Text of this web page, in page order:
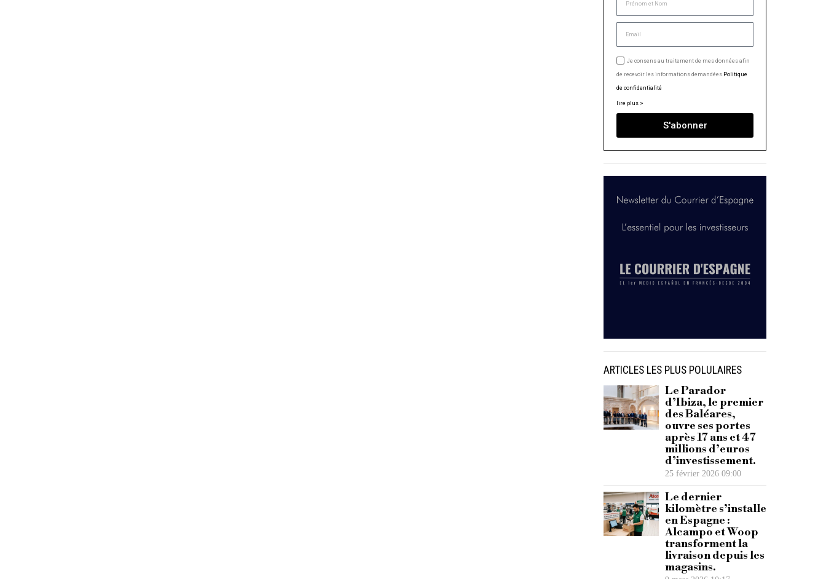
Je consens au traitement de mes données afin
de recevoir les informations demandées.Politique
de confidentialité
lire plus >
S'abonner
ARTICLES LES PLUS POLULAIRES
Le Parador
d’Ibiza, le premier
des Baléares,
ouvre ses portes
après 17 ans et 47
millions d’euros
d’investissement.
25 février 2026 09:00
Le dernier
kilomètre s’installe
en Espagne :
Alcampo et Woop
transforment la
livraison depuis les
magasins.